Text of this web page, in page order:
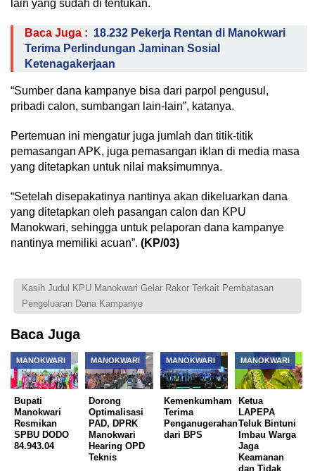
lain yang sudah di tentukan.
Baca Juga : 18.232 Pekerja Rentan di Manokwari
Terima Perlindungan Jaminan Sosial
Ketenagakerjaan
“Sumber dana kampanye bisa dari parpol pengusul,
pribadi calon, sumbangan lain-lain”, katanya.
Pertemuan ini mengatur juga jumlah dan titik-titik
pemasangan APK, juga pemasangan iklan di media masa
yang ditetapkan untuk nilai maksimumnya.
“Setelah disepakatinya nantinya akan dikeluarkan dana
yang ditetapkan oleh pasangan calon dan KPU
Manokwari, sehingga untuk pelaporan dana kampanye
nantinya memiliki acuan”. (KP/03)
Kasih Judul KPU Manokwari Gelar Rakor Terkait Pembatasan
Pengeluaran Dana Kampanye
Baca Juga
MANOKWARI
Bupati
Manokwari
Resmikan
SPBU DODO
84.943.04
MANOKWARI
Dorong
Optimalisasi
PAD, DPRK
Manokwari
Hearing OPD
Teknis
MANOKWARI
Kemenkumham
Terima
Penganugerahan
dari BPS
MANOKWARI
Ketua
LAPEPA
Teluk Bintuni
Imbau Warga
Jaga
Keamanan
dan Tidak